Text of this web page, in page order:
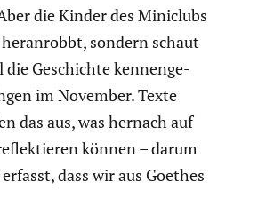
die Kinder des Miniclubs
sondern schaut
die Geschichte kennen­ge­
im November. Texte
das aus, was hernach auf
können – darum
dass wir aus Goethes